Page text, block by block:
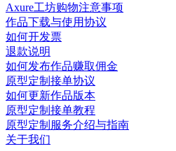
Axure工坊购物注意事项
作品下载与使用协议
如何开发票
退款说明
如何发布作品赚取佣金
原型定制接单协议
如何更新作品版本
原型定制接单教程
原型定制服务介绍与指南
关于我们